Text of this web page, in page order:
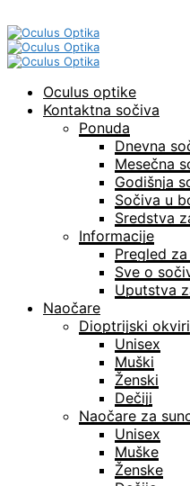
Oculus optike
Kontaktna sočiva
Ponuda
Dnevna
Mesečna
Godišnja
Sočiva u
Sredstva
Informacije
Pregled
Sve o
Uputstva
Naočare
Dioptrijski okviri
Unisex
Muški
Ženski
Dečiji
Naočare za
Unisex
Muške
Ženske